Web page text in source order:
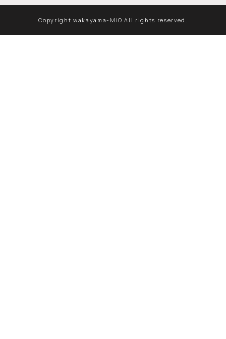
Copyright wakayama-MiO All rights reserved.